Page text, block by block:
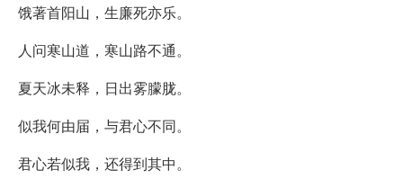
饿著首阳山，生廉死亦乐。
人问寒山道，寒山路不通。
夏天冰未释，日出雾朦胧。
似我何由届，与君心不同。
君心若似我，还得到其中。